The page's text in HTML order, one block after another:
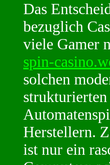
Das
bezuglich
viele Gamer
spin-
solchen
Herstellern.
ist nur ein